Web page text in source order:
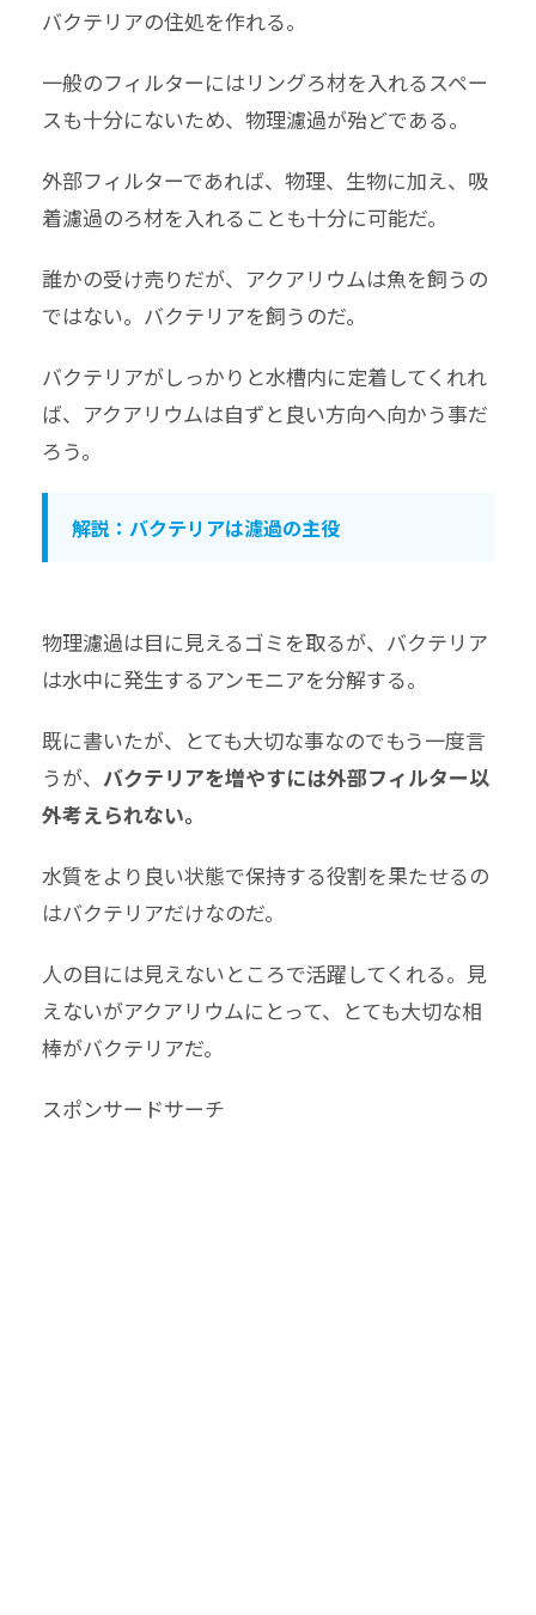
バクテリアの住処を作れる。
一般のフィルターにはリングろ材を入れるスペー
スも十分にないため、物理濾過が殆どである。
外部フィルターであれば、物理、生物に加え、吸
着濾過のろ材を入れることも十分に可能だ。
誰かの受け売りだが、アクアリウムは魚を飼うの
ではない。バクテリアを飼うのだ。
バクテリアがしっかりと水槽内に定着してくれれ
ば、アクアリウムは自ずと良い方向へ向かう事だ
ろう。
解説：バクテリアは濾過の主役
物理濾過は目に見えるゴミを取るが、バクテリア
は水中に発生するアンモニアを分解する。
既に書いたが、とても大切な事なのでもう一度言
うが、 バクテリアを増やすには外部フィルター以
外考えられない。
水質をより良い状態で保持する役割を果たせるの
はバクテリアだけなのだ。
人の目には見えないところで活躍してくれる。見
えないがアクアリウムにとって、とても大切な相
棒がバクテリアだ。
スポンサードサーチ